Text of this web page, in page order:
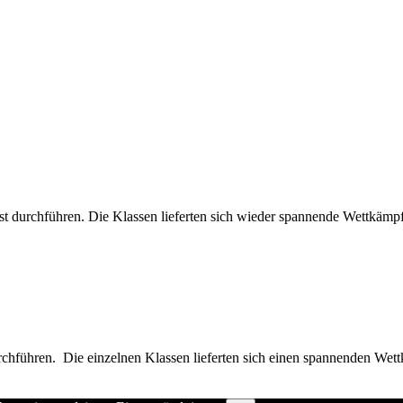
Die Klassen lieferten sich wieder spannende
Die einzelnen Klassen lieferten sich einen spannenden